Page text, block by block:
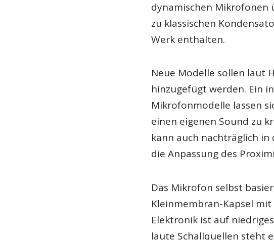
dynamischen Mikrofonen
zu klassischen
Werk enthalten.
Neue Modelle sollen laut
hinzugefügt werden. Ein
Mikrofonmodelle lassen
einen eigenen Sound zu
kann auch nachträglich in
die Anpassung des
Das Mikrofon selbst
Kleinmembran-Kapsel
Elektronik ist auf
laute Schallquellen steht